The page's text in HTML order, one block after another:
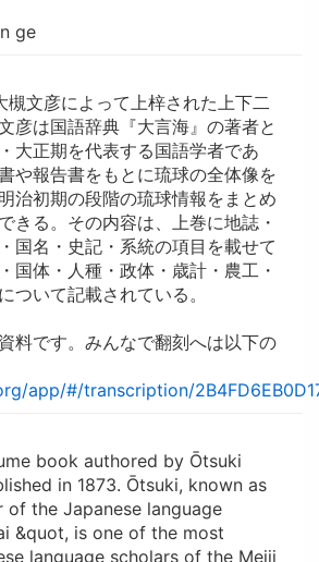
ge
文彦によって上梓された上下二
彦は国語辞典『大言海』の著者と
大正期を代表する国語学者であ
や報告書をもとに琉球の全体像を
治初期の段階の琉球情報をまとめ
きる。その内容は、上巻に地誌・
国名・史記・系統の項目を載せて
国体・人種・政体・歳計・農工・
ついて記載されている。
料です。みんなで翻刻へは以下の
app/#/transcription/
book authored by Ōtsuki
in 1873. Ōtsuki, known as
the Japanese language
&quot, is one of the most
language scholars of the Meiji